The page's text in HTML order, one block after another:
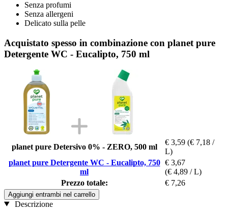
Senza profumi
Senza allergeni
Delicato sulla pelle
Acquistato spesso in combinazione con planet pure
Detergente WC - Eucalipto, 750 ml
planet pure Detersivo 0% - ZERO, 500 ml
€ 3,59 (€ 7,18 /
L)
planet pure Detergente WC - Eucalipto, 750
ml
€ 3,67
(€ 4,89 / L)
Prezzo totale:
€ 7,26
Aggiungi entrambi nel carrello
Descrizione